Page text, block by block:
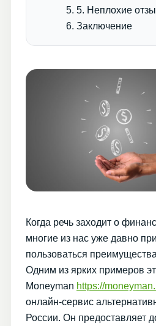
5. Неплохие
Заключение
Когда речь заходит о
многие из нас уже давно
пользоваться
Одним из ярких примеров
Moneyman https://
онлайн-сервис
России. Он предоставляет